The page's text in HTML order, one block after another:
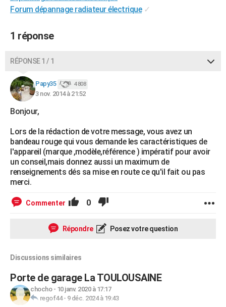
Destinations
City break
Voyage nature
Voyage de noces
Forum
Climat
PHOTO
GUIDES D'ACHAT
Carte de Noël
Carte Bonne année
Carte Saint-Valentin
Carte Pâques
Carte d'anniversaire
DICTIONNAIRE
Dictionnaire
Biographies
Citations
Expressions
Proverbes
PROGRAMME TV
COPAINS D'AVANT
S'inscrire
Se connecter
Lycées
Collèges
Primaires
Universités
Entreprises
Service militaire
Avis de recherche
AVIS DE DÉCÈS
FORUM
Forum dépannage radiateur électrique ✓
1 réponse
RÉPONSE 1 / 1
Papy35 4 808
3 nov. 2014 à 21:52
Bonjour,
Lors de la rédaction de votre message, vous avez un
bandeau rouge qui vous demande les caractéristiques de
l'appareil (marque ,modèle,référence ) impératif pour avoir
un conseil,mais donnez aussi un maximum de
renseignements dés sa mise en route ce qu'il fait ou pas
merci.
Commenter 0
Répondre Posez votre question
Discussions similaires
Porte de garage La TOULOUSAINE
chocho- 10 janv. 2020 à 17:17
regof44- 9 déc. 2024 à 19:43